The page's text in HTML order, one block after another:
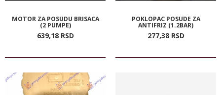
MOTOR ZA POSUDU BRISACA
(2 PUMPE)
639,18 RSD
POKLOPAC POSUDE ZA
ANTIFRIZ (1.2BAR)
277,38 RSD